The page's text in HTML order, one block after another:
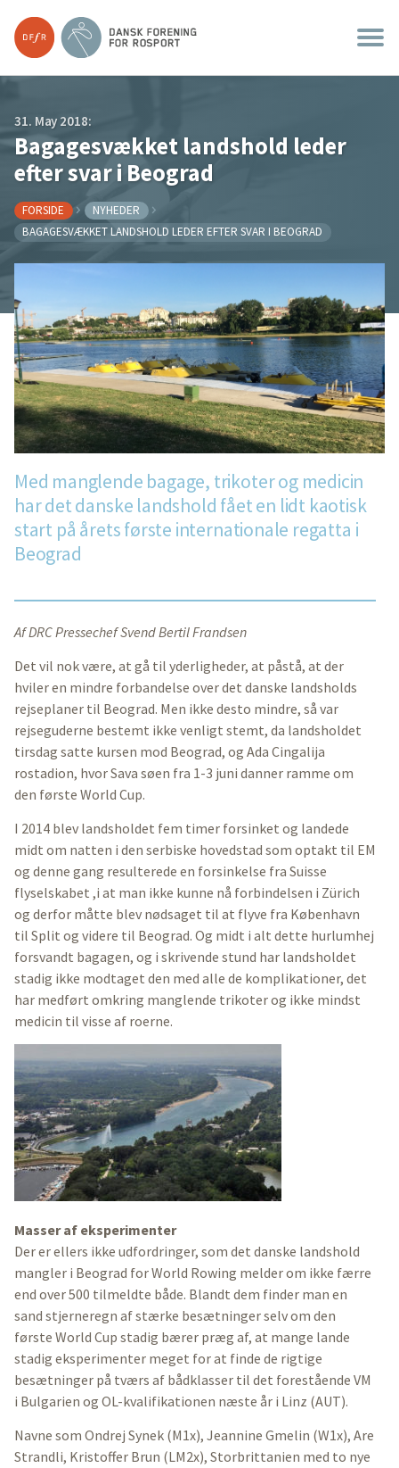
31. May 2018:
Bagagesvækket landshold leder
efter svar i Beograd
FORSIDE
NYHEDER
BAGAGESVÆKKET LANDSHOLD LEDER EFTER SVAR I BEOGRAD
Med manglende bagage, trikoter og medicin
har det danske landshold fået en lidt kaotisk
start på årets første internationale regatta i
Beograd
Af DRC Pressechef Svend Bertil Frandsen
Det vil nok være, at gå til yderligheder, at påstå, at der
hviler en mindre forbandelse over det danske landsholds
rejseplaner til Beograd. Men ikke desto mindre, så var
rejseguderne bestemt ikke venligt stemt, da landsholdet
tirsdag satte kursen mod Beograd, og Ada Cingalija
rostadion, hvor Sava søen fra 1-3 juni danner ramme om
den første World Cup.
I 2014 blev landsholdet fem timer forsinket og landede
midt om natten i den serbiske hovedstad som optakt til EM
og denne gang resulterede en forsinkelse fra Suisse
flyselskabet ,i at man ikke kunne nå forbindelsen i Zürich
og derfor måtte blev nødsaget til at flyve fra København
til Split og videre til Beograd. Og midt i alt dette hurlumhej
forsvandt bagagen, og i skrivende stund har landsholdet
stadig ikke modtaget den med alle de komplikationer, det
har medført omkring manglende trikoter og ikke mindst
medicin til visse af roerne.
Masser af eksperimenter
Der er ellers ikke udfordringer, som det danske landshold
mangler i Beograd for World Rowing melder om ikke færre
end over 500 tilmeldte både. Blandt dem finder man en
sand stjerneregn af stærke besætninger selv om den
første World Cup stadig bærer præg af, at mange lande
stadig eksperimenter meget for at finde de rigtige
besætninger på tværs af bådklasser til det forestående VM
i Bulgarien og OL-kvalifikationen næste år i Linz (AUT).
Navne som Ondrej Synek (M1x), Jeannine Gmelin (W1x), Are
Strandli, Kristoffer Brun (LM2x), Storbrittanien med to nye